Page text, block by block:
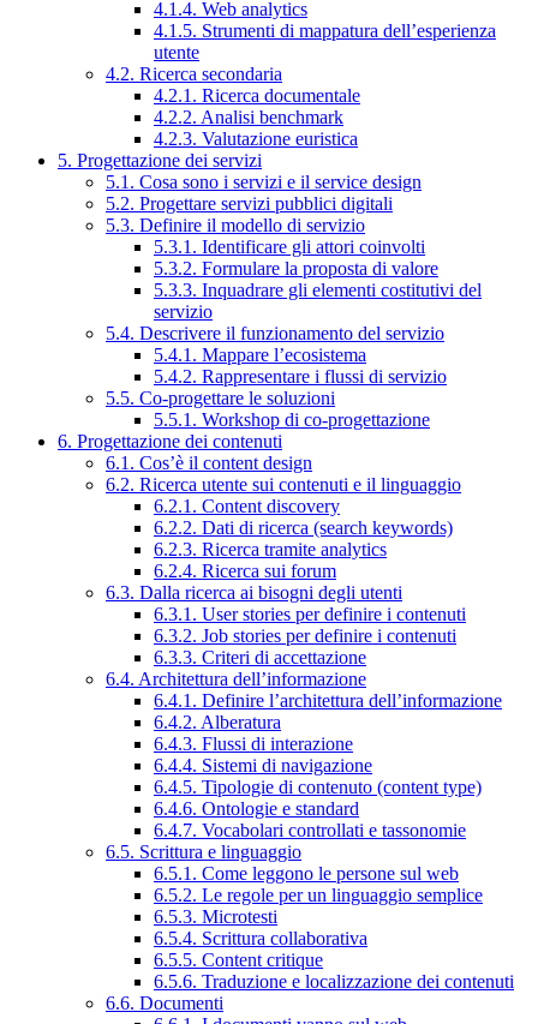
4.1.4. Web analytics
4.1.5. Strumenti di mappatura dell’esperienza
utente
4.2. Ricerca secondaria
4.2.1. Ricerca documentale
4.2.2. Analisi benchmark
4.2.3. Valutazione euristica
5. Progettazione dei servizi
5.1. Cosa sono i servizi e il service design
5.2. Progettare servizi pubblici digitali
5.3. Definire il modello di servizio
5.3.1. Identificare gli attori coinvolti
5.3.2. Formulare la proposta di valore
5.3.3. Inquadrare gli elementi costitutivi del
servizio
5.4. Descrivere il funzionamento del servizio
5.4.1. Mappare l’ecosistema
5.4.2. Rappresentare i flussi di servizio
5.5. Co-progettare le soluzioni
5.5.1. Workshop di co-progettazione
6. Progettazione dei contenuti
6.1. Cos’è il content design
6.2. Ricerca utente sui contenuti e il linguaggio
6.2.1. Content discovery
6.2.2. Dati di ricerca (search keywords)
6.2.3. Ricerca tramite analytics
6.2.4. Ricerca sui forum
6.3. Dalla ricerca ai bisogni degli utenti
6.3.1. User stories per definire i contenuti
6.3.2. Job stories per definire i contenuti
6.3.3. Criteri di accettazione
6.4. Architettura dell’informazione
6.4.1. Definire l’architettura dell’informazione
6.4.2. Alberatura
6.4.3. Flussi di interazione
6.4.4. Sistemi di navigazione
6.4.5. Tipologie di contenuto (content type)
6.4.6. Ontologie e standard
6.4.7. Vocabolari controllati e tassonomie
6.5. Scrittura e linguaggio
6.5.1. Come leggono le persone sul web
6.5.2. Le regole per un linguaggio semplice
6.5.3. Microtesti
6.5.4. Scrittura collaborativa
6.5.5. Content critique
6.5.6. Traduzione e localizzazione dei contenuti
6.6. Documenti